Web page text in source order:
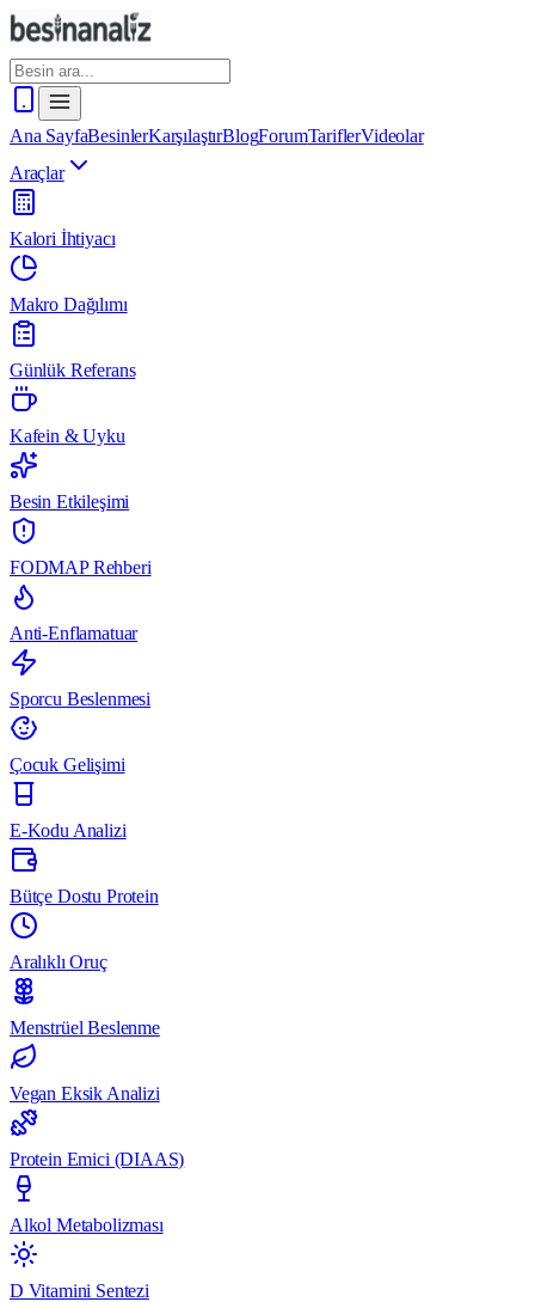
Ana SayfaBesinlerKarşılaştırBlogForumTariflerVideolar
Araçlar
Kalori İhtiyacı
Makro Dağılımı
Günlük Referans
Kafein & Uyku
Besin Etkileşimi
FODMAP Rehberi
Anti-Enflamatuar
Sporcu Beslenmesi
Çocuk Gelişimi
E-Kodu Analizi
Bütçe Dostu Protein
Aralıklı Oruç
Menstrüel Beslenme
Vegan Eksik Analizi
Protein Emici (DIAAS)
Alkol Metabolizması
D Vitamini Sentezi